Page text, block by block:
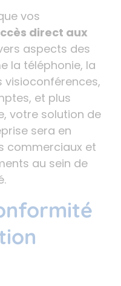
vos
direct aux
aspects des
la téléphonie, la
visioconférences,
et plus
votre solution de
sera en
commerciaux et
au sein de